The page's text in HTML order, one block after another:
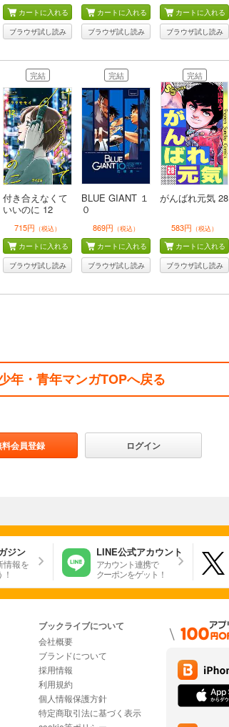
カートに入れる
ブラウザ試し読み
カートに入れる
ブラウザ試し読み
カートに入れる
ブラウザ試し読み
完結
付き合えなくて
いいのに 12
715円 （税込）
カートに入れる
ブラウザ試し読み
完結
BLUE GIANT １
０
869円 （税込）
カートに入れる
ブラウザ試し読み
完結
がんばれ元気 28
583円 （税込）
カートに入れる
ブラウザ試し読み
年・青年マンガTOPへ戻る
料会員登録 ログイン
ジン
情報を
LINE公式アカウント
アカウント連携で
クーポンをゲット！
ブックライブについて
会社概要
ブランドについて
採用情報
利用規約
個人情報保護方針
特定商取引法に基づく表示